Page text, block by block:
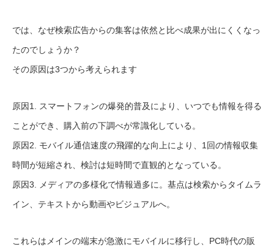
では、なぜ検索広告からの集客は依然と比べ成果が出にくくなっ
たのでしょうか？
その原因は3つから考えられます
原因1. スマートフォンの爆発的普及により、いつでも情報を得る
ことができ、購入前の下調べが常識化している。
原因2. モバイル通信速度の飛躍的な向上により、1回の情報収集
時間が短縮され、検討は短時間で直観的となっている。
原因3. メディアの多様化で情報過多に。基点は検索からタイムラ
イン、テキストから動画やビジュアルへ。
これらはメインの端末が急激にモバイルに移行し、PC時代の販